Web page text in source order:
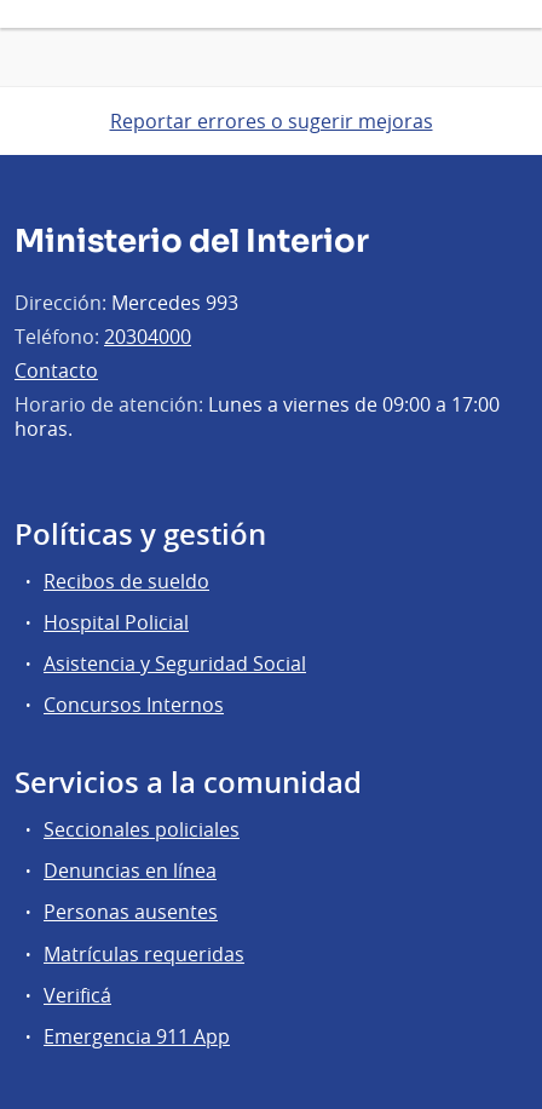
Reportar errores o sugerir mejoras
Ministerio del Interior
Dirección: Mercedes 993
Teléfono: 20304000
Contacto
Horario de atención: Lunes a viernes de 09:00 a 17:00
horas.
Políticas y gestión
Recibos de sueldo
Hospital Policial
Asistencia y Seguridad Social
Concursos Internos
Servicios a la comunidad
Seccionales policiales
Denuncias en línea
Personas ausentes
Matrículas requeridas
Verificá
Emergencia 911 App